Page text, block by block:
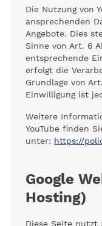
Die Nutzung von
ansprechenden
Angebote. Dies
Sinne von Art. 6
entsprechende
erfolgt die
Grundlage von
Einwilligung ist
Weitere
YouTube finden
unter: https://
Google
Hosting)
Diese Seite nutzt